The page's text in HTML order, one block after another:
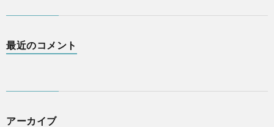
最近のコメント
アーカイブ